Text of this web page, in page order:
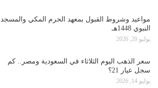
مواعيد وشروط القبول بمعهد الحرم المكي والمسجد
النبوي 1448هـ
يوليو 20, 2026
سعر الذهب اليوم الثلاثاء في السعودية ومصر.. كم
سجل عيار 21؟
يوليو 14, 2026